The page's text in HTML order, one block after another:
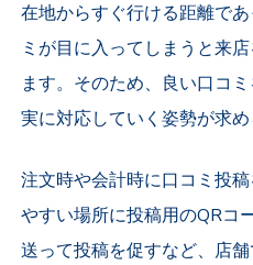
在地からすぐ行ける距離で
ミが目に入ってしまうと来
ます。そのため、良い口コ
実に対応していく姿勢が求め
注文時や会計時に口コミ投
やすい場所に投稿用のQRコ
送って投稿を促すなど、店